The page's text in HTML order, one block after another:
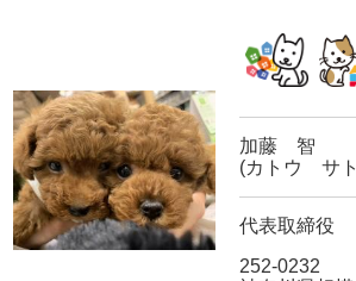
加藤 智
(カトウ サ
代表取締役
252-0232